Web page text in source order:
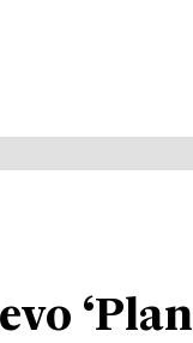
‘Plan